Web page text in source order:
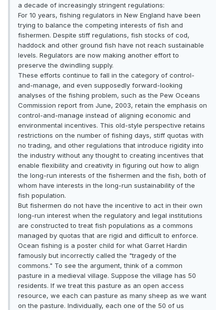
a decade of increasingly stringent regulations:
For 10 years, fishing regulators in New England have been
trying to balance the competing interests of fish and
fishermen. Despite stiff regulations, fish stocks of cod,
haddock and other ground fish have not reach sustainable
levels. Regulators are now making another effort to
preserve the dwindling supply.
These efforts continue to fall in the category of control-
and-manage, and even supposedly forward-looking
analyses of the fishing problem, such as the Pew Oceans
Commission report from June, 2003, retain the emphasis on
control-and-manage instead of aligning economic and
environmental incentives. This old-style perspective retains
restrictions on the number of fishing days, stiff quotas with
no trading, and other regulations that introduce rigidity into
the industry without any thought to creating incentives that
enable flexibility and creativity in figuring out how to align
the long-run interests of the fishermen and the fish, both of
whom have interests in the long-run sustainability of the
fish population.
But fishermen do not have the incentive to act in their own
long-run interest when the regulatory and legal institutions
are constructed to treat fish populations as a commons
managed by quotas that are rigid and difficult to enforce.
Ocean fishing is a poster child for what Garret Hardin
famously but incorrectly called the "tragedy of the
commons." To see the argument, think of a common
pasture in a medieval village. Suppose the village has 50
residents. If we treat this pasture as an open access
resource, we each can pasture as many sheep as we want
on the pasture. Individually, each one of the 50 of us